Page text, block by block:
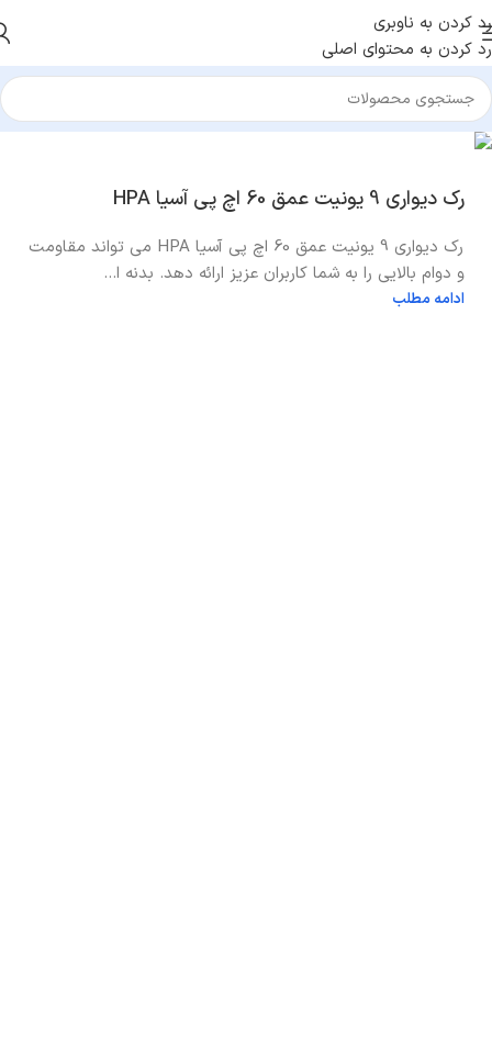
رد کردن به ناوبری
رد کردن به محتوای اصلی
رک دیواری 9 یونیت عمق 60 اچ پی آسیا HPA
رک دیواری 9 یونیت عمق 60 اچ پی آسیا HPA می تواند مقاومت
و دوام بالایی را به شما کاربران عزیز ارائه دهد. بدنه ا...
ادامه مطلب